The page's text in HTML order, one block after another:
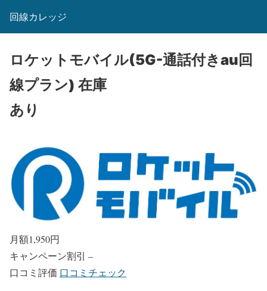
回線カレッジ
ロケットモバイル(5G-通話付きau回
線プラン) 在庫
あり
月額1,950円
キャンペーン割引 –
口コミ評価 口コミチェック